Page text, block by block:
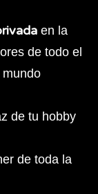
en la
de todo el
de tu hobby
de toda la